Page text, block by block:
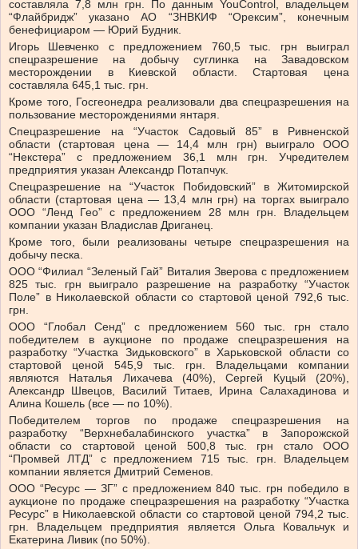
составляла 7,8 млн грн. По данным YouControl, владельцем
“Флайбридж” указано АО “ЗНВКИФ “Орексим”, конечным
бенефициаром — Юрий Будник.
Игорь Шевченко с предложением 760,5 тыс. грн выиграл
спецразрешение на добычу суглинка на Завадовском
месторождении в Киевской области. Стартовая цена
составляла 645,1 тыс. грн.
Кроме того, Госгеонедра реализовали два спецразрешения на
пользование месторождениями янтаря.
Спецразрешение на “Участок Садовый 85” в Ривненской
области (стартовая цена — 14,4 млн грн) выиграло ООО
“Некстера” с предложением 36,1 млн грн. Учредителем
предприятия указан Александр Потапчук.
Спецразрешение на “Участок Побидовский” в Житомирской
области (стартовая цена — 13,4 млн грн) на торгах выиграло
ООО “Ленд Гео” с предложением 28 млн грн. Владельцем
компании указан Владислав Дриганец.
Кроме того, были реализованы четыре спецразрешения на
добычу песка.
ООО “Филиал “Зеленый Гай” Виталия Зверова с предложением
825 тыс. грн выиграло разрешение на разработку “Участок
Поле” в Николаевской области со стартовой ценой 792,6 тыс.
грн.
ООО “Глобал Сенд” с предложением 560 тыс. грн стало
победителем в аукционе по продаже спецразрешения на
разработку “Участка Зидьковского” в Харьковской области со
стартовой ценой 545,9 тыс. грн. Владельцами компании
являются Наталья Лихачева (40%), Сергей Куцый (20%),
Александр Швецов, Василий Титаев, Ирина Салахадинова и
Алина Кошель (все — по 10%).
Победителем торгов по продаже спецразрешения на
разработку “Верхнебалабинского участка” в Запорожской
области со стартовой ценой 500,8 тыс. грн стало ООО
“Промвей ЛТД” с предложением 715 тыс. грн. Владельцем
компании является Дмитрий Семенов.
ООО “Ресурс — ЗГ” с предложением 840 тыс. грн победило в
аукционе по продаже спецразрешения на разработку “Участка
Ресурс” в Николаевской области со стартовой ценой 794,2 тыс.
грн. Владельцем предприятия является Ольга Ковальчук и
Екатерина Ливик (по 50%).